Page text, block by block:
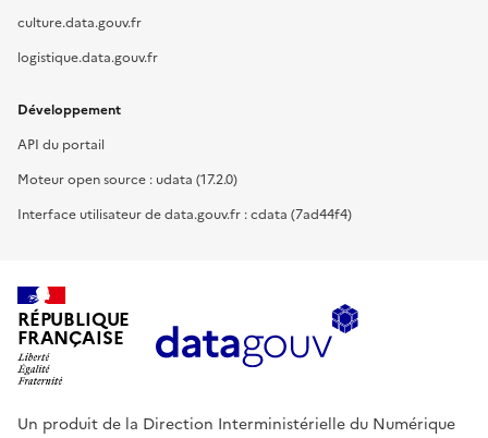
culture.data.gouv.fr
logistique.data.gouv.fr
Développement
API du portail
Moteur open source : udata (17.2.0)
Interface utilisateur de data.gouv.fr : cdata (7ad44f4)
RÉPUBLIQUE
FRANÇAISE
Un produit de la Direction Interministérielle du Numérique